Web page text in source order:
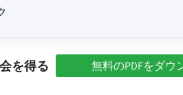
を得る 無料のPDFをダウ